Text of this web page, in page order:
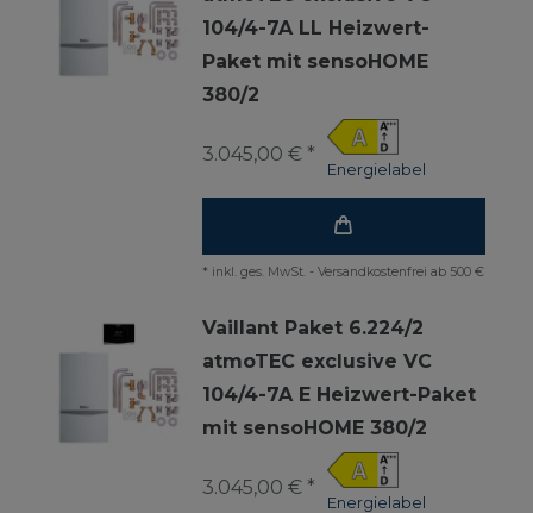
104/4-7A LL Heizwert-
Paket mit sensoHOME
380/2
Energielabel
3.045,00 € *
* inkl. ges. MwSt. - Versandkostenfrei ab 500 €
Vaillant Paket 6.224/2
atmoTEC exclusive VC
104/4-7A E Heizwert-Paket
mit sensoHOME 380/2
Energielabel
3.045,00 € *